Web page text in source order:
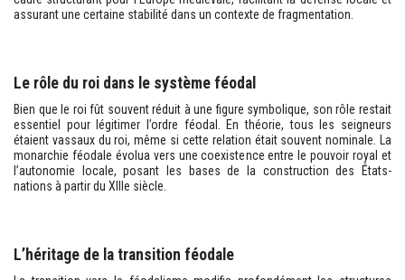
assurant une certaine stabilité dans un contexte de fragmentation.
Le rôle du roi dans le système féodal
Bien que le roi fût souvent réduit à une figure symbolique, son rôle restait
essentiel pour légitimer l’ordre féodal. En théorie, tous les seigneurs
étaient vassaux du roi, même si cette relation était souvent nominale. La
monarchie féodale évolua vers une coexistence entre le pouvoir royal et
l’autonomie locale, posant les bases de la construction des États-
nations à partir du XIIIe siècle.
L’héritage de la transition féodale